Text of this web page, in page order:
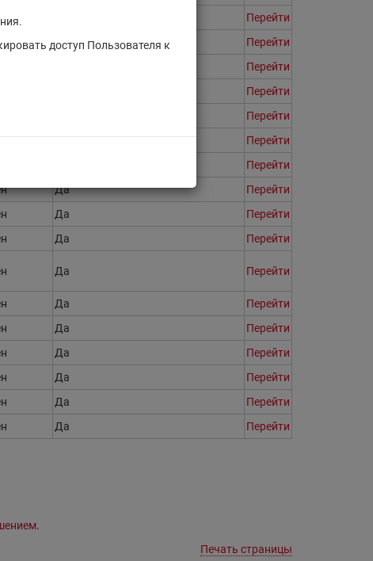
доступ Пользователя к
Перейти
Да
Перейти
Перейти
Перейти
Перейти
Да
Перейти
Перейти
Да
Перейти
Да
Перейти
Да Перейти
Да Перейти
Да
Перейти
Да
Перейти
Да
Перейти
Да
Перейти
Да
Перейти
Да Перейти
.
Печать страницы